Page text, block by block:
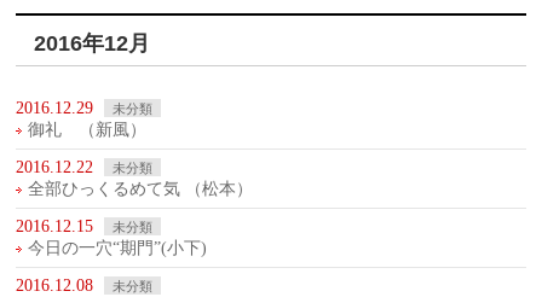
2016年12月
2016.12.29 未分類
御礼 （新風）
2016.12.22 未分類
全部ひっくるめて気 （松本）
2016.12.15 未分類
今日の一穴“期門”(小下)
2016.12.08 未分類